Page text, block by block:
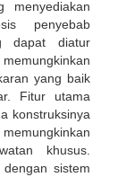
menyediakan
penyebab
dapat diatur
yang baik
Fitur utama
konstruksinya
khusus.
sistem